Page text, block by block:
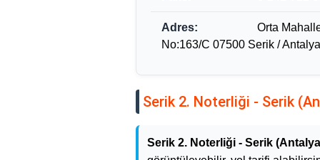
Adres:
Orta
No:163/C 07500 Serik / Antalya
Serik 2. Noterliği - Serik
Serik 2. Noterliği - Serik